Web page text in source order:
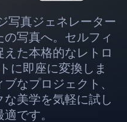
写真ジェネレーター
写真へ。セルフィ
た本格的なレトロ
に即座に変換しま
なプロジェクト、
美学を気軽に試し
です。